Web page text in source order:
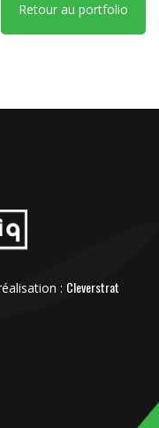
Retour au portfolio
: Cleverstrat